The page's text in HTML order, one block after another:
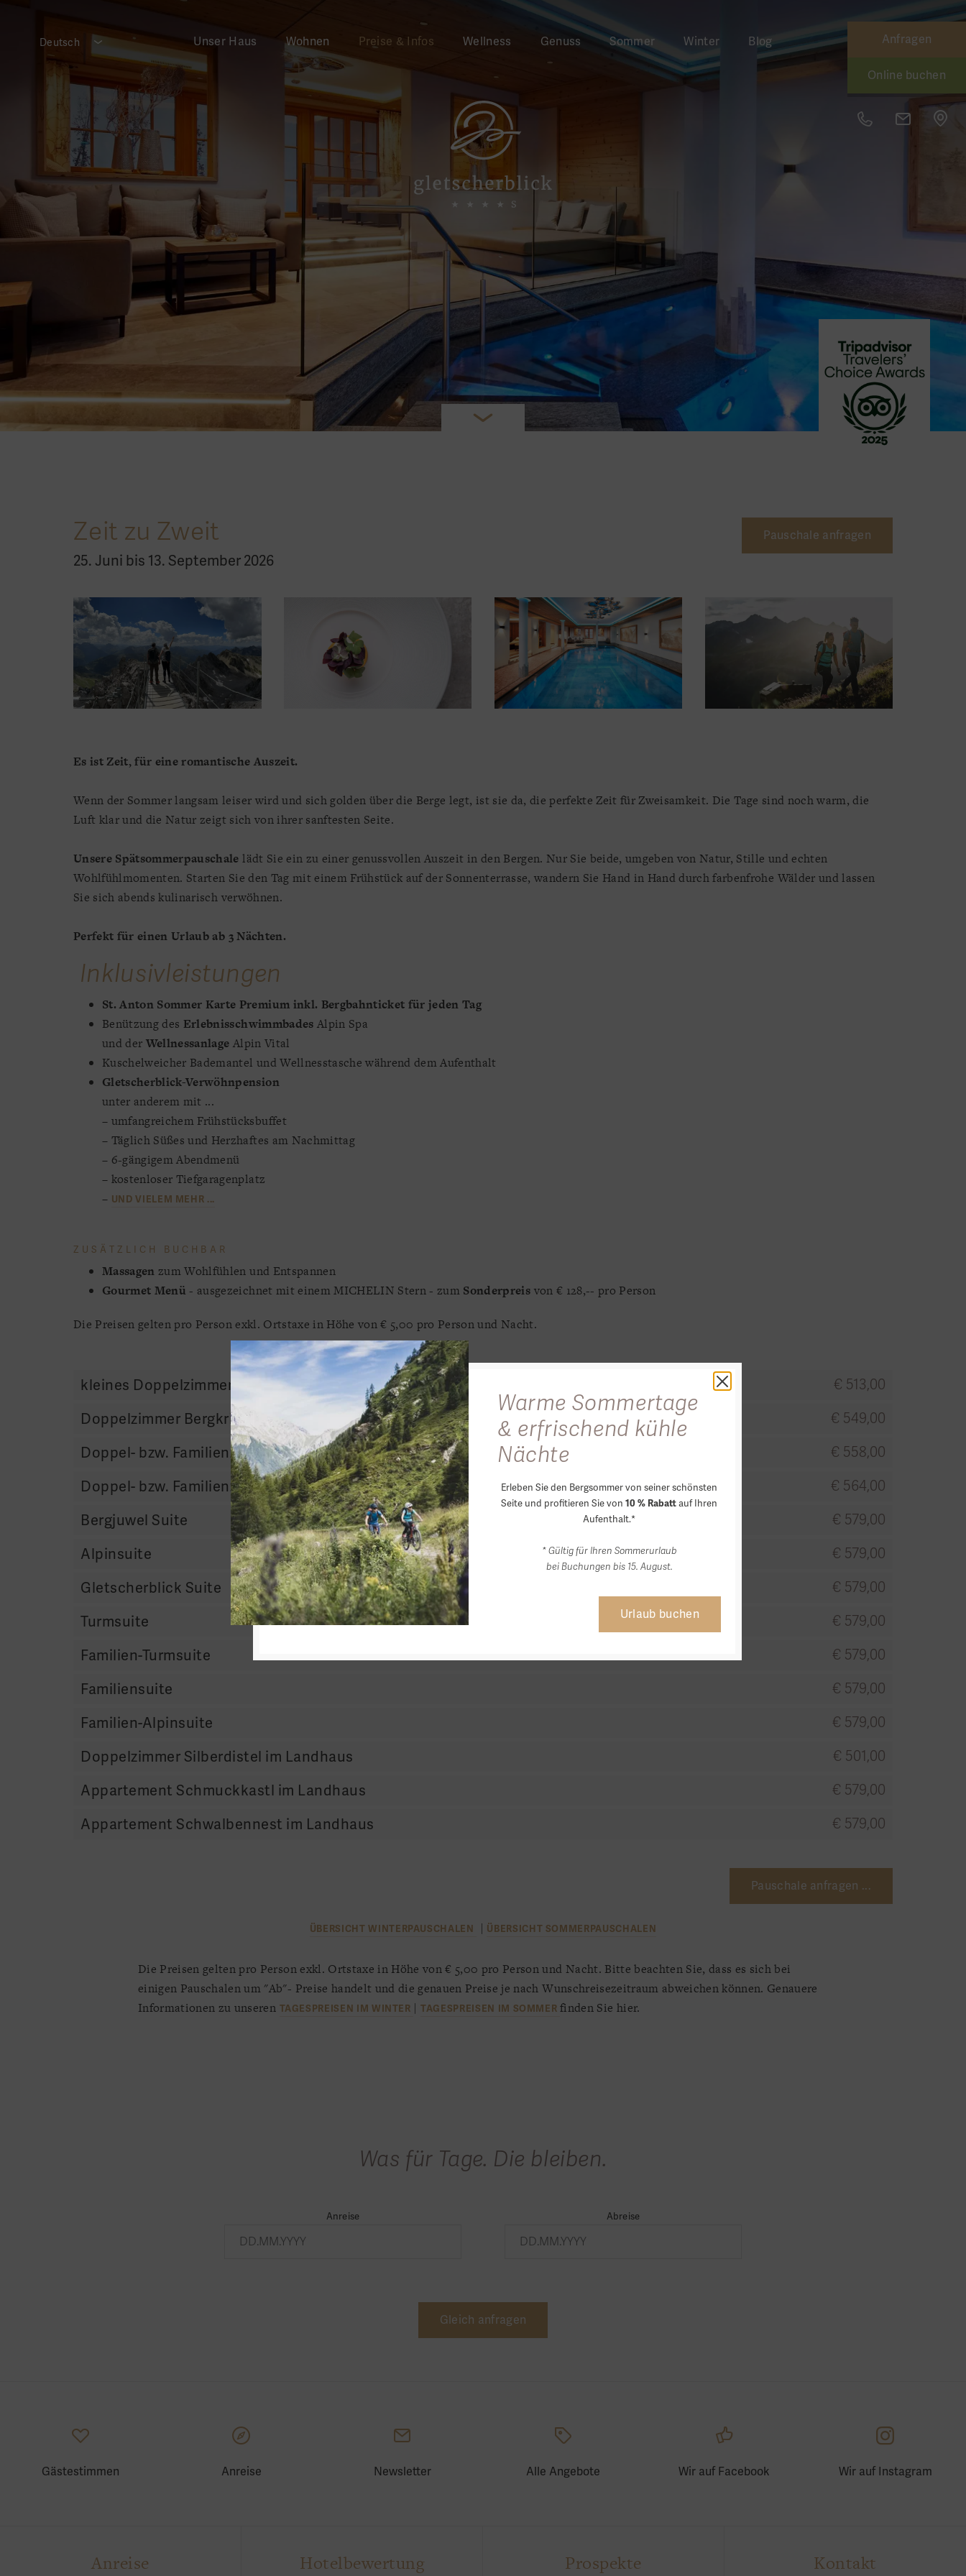
Warme Sommertage
& erfrischend kühle
Nächte
Erleben Sie den Bergsommer von seiner schönsten
Seite und profitieren Sie von 10 % Rabattauf Ihren
Aufenthalt.*
* Gültig für Ihren Sommerurlaub
bei Buchungen bis 15. August.
Urlaub buchen
Unser Haus Wohnen Preise & Infos Wellness Genuss Sommer Winter Blog
Deutsch Anfragen
Online buchen
Zeit zu Zweit
25. Juni bis 13. September 2026
Pauschale anfragen
Es ist Zeit, für eine romantische Auszeit.
Wenn der Sommer langsam leiser wird und sich golden über die Berge legt, ist sie da, die perfekte Zeit für Zweisamkeit. Die Tage sind noch warm, die
Luft klar und die Natur zeigt sich von ihrer sanftesten Seite.
Unsere Spätsommerpauschale lädt Sie ein zu einer genussvollen Auszeit in den Bergen. Nur Sie beide, umgeben von Natur, Stille und echten
Wohlfühlmomenten. Starten Sie den Tag mit einem Frühstück auf der Sonnenterrasse, wandern Sie Hand in Hand durch farbenfrohe Wälder und lassen
Sie sich abends kulinarisch verwöhnen.
Perfekt für einen Urlaub ab 3 Nächten.
Inklusivleistungen
St. Anton Sommer Karte Premium inkl. Bergbahnticket für jeden Tag
Benützung des Erlebnisschwimmbades Alpin Spa
und der Wellnessanlage Alpin Vital
Kuschelweicher Bademantel und Wellnesstasche während dem Aufenthalt
Gletscherblick-Verwöhnpension
unter anderem mit ...
– umfangreichem Frühstücksbuffet
– Täglich Süßes und Herzhaftes am Nachmittag
– 6-gängigem Abendmenü
– kostenloser Tiefgaragenplatz
– UND VIELEM MEHR ...
ZUSÄTZLICH BUCHBAR
Massagenzum Wohlfühlen und Entspannen
Gourmet Menü - ausgezeichnet mit einem MICHELIN Stern - zum Sonderpreis von € 128,-- pro Person
Die Preisen gelten pro Person exkl. Ortstaxe in Höhe von € 5,00 pro Person und Nacht.
kleines Doppelzimmer Bergnestl € 513,00
Doppelzimmer Bergkristall € 549,00
Doppel- bzw. Familienzimmer Bergliebe € 558,00
Doppel- bzw. Familienzimmer Bergglück € 564,00
Bergjuwel Suite € 579,00
Alpinsuite € 579,00
Gletscherblick Suite € 579,00
Turmsuite € 579,00
Familien-Turmsuite € 579,00
Familiensuite € 579,00
Familien-Alpinsuite € 579,00
Doppelzimmer Silberdistel im Landhaus € 501,00
Appartement Schmuckkastl im Landhaus € 579,00
Appartement Schwalbennest im Landhaus € 579,00
Pauschale anfragen ...
ÜBERSICHT WINTERPAUSCHALEN | ÜBERSICHT SOMMERPAUSCHALEN
Die Preisen gelten pro Person exkl. Ortstaxe in Höhe von € 5,00 pro Person und Nacht. Bitte beachten Sie, dass es sich bei
einigen Pauschalen um "Ab"- Preise handelt und die genauen Preise je nach Wunschreisezeitraum abweichen können. Genauere
Informationen zu unseren TAGESPREISEN IM WINTER |TAGESPREISEN IM SOMMERfinden Sie hier.
Was für Tage. Die bleiben.
Anreise Abreise
Gästestimmen Anreise Newsletter Alle Angebote Wir auf Facebook Wir auf Instagram
Anreise Hotelbewertung Prospekte Kontakt